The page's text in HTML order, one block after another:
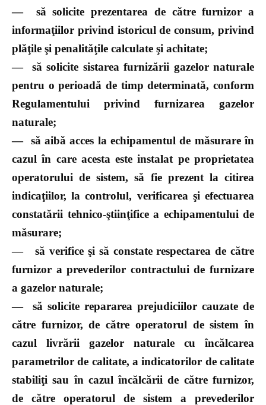
—
să solicite prezentarea de către furnizor a
informaţiilor privind istoricul de consum, privind
plăţile şi penalităţile calculate şi achitate;
—
să solicite sistarea furnizării gazelor naturale
pentru o perioadă de timp determinată, conform
Regulamentului privind furnizarea gazelor
naturale;
—
să aibă acces la echipamentul de măsurare în
cazul în care acesta este instalat pe proprietatea
operatorului de sistem, să fie prezent la citirea
indicaţiilor, la controlul, verificarea şi efectuarea
constatării tehnico-ştiinţifice a echipamentului de
măsurare;
—
să verifice şi să constate respectarea de către
furnizor a prevederilor contractului de furnizare
a gazelor naturale;
—
să solicite repararea prejudiciilor cauzate de
către furnizor, de către operatorul de sistem în
cazul livrării gazelor naturale cu încălcarea
parametrilor de calitate, a indicatorilor de calitate
stabiliţi sau în cazul încălcării de către furnizor,
de către operatorul de sistem a prevederilor